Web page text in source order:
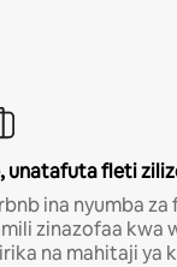
unatafuta fleti
ina nyumba za
zinazofaa kwa
na mahitaji ya